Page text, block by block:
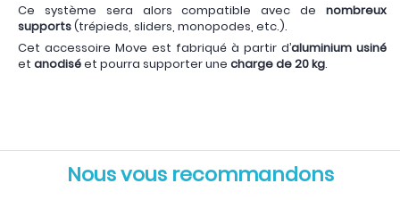
Ce système sera alors compatible avec de nombreux
supports(trépieds, sliders, monopodes, etc.).
Cet accessoire Move est fabriqué à partir d’aluminium usiné
et anodiséet pourra supporter une charge de 20 kg.
Nous vous recommandons